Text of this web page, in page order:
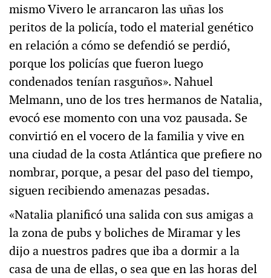
mismo Vivero le arrancaron las uñas los
peritos de la policía, todo el material genético
en relación a cómo se defendió se perdió,
porque los policías que fueron luego
condenados tenían rasguños». Nahuel
Melmann, uno de los tres hermanos de Natalia,
evocó ese momento con una voz pausada. Se
convirtió en el vocero de la familia y vive en
una ciudad de la costa Atlántica que prefiere no
nombrar, porque, a pesar del paso del tiempo,
siguen recibiendo amenazas pesadas.
«Natalia planificó una salida con sus amigas a
la zona de pubs y boliches de Miramar y les
dijo a nuestros padres que iba a dormir a la
casa de una de ellas, o sea que en las horas del